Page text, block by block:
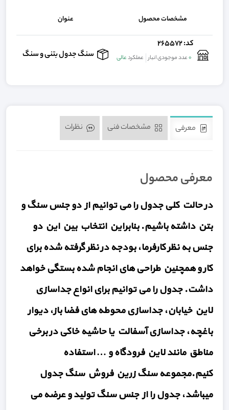
مشخصات محصول عنوان
کد: 265572
0عدد موجودی انبار عملکردعالی سنگ جدول بتنی و سنگ
معرفی
معرفی محصول
در حالت کلی جدول را می توانیم از دو جنس سنگ و
بتن داشته باشیم. بنابراین انتخاب بین این دو
جنس به نظر کارفرما، بودجه در نظر گرفته شده برای
کار و همچنین طراحی های انجام شده بستگی خواهد
داشت. جدول را می توانیم برای انواع جداسازی
لاین خیابان، جداسازی محوطه های فضا باز، دیوار
باغچه، جداسازی آسفالت یا حاشیه خاکی در برخی
مناطق مانند لاین فرودگاه و … استفاده
کنیم.مجموعه سنگ زرین فروش سنگ جدول
میباشد، جدول را از جنس سنگ تولید و عرضه می